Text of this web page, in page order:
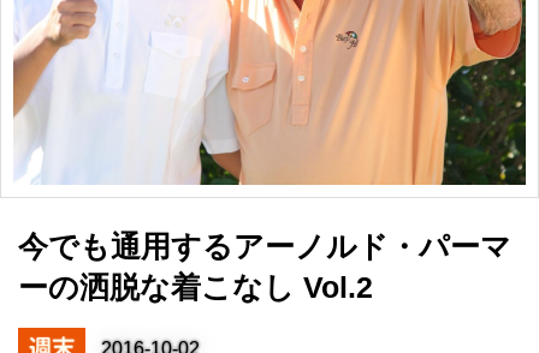
今でも通用するアーノルド・パーマ
ーの洒脱な着こなし Vol.2
2016-10-02